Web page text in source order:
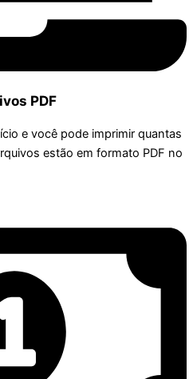
PDF
e você pode imprimir quantas
estão em formato PDF no